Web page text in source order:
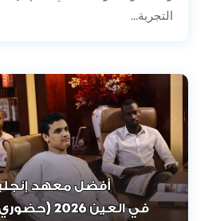
التجربة...